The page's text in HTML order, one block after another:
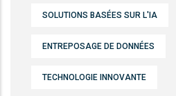
SOLUTIONS BASÉES SUR L'IA
ENTREPOSAGE DE DONNÉES
TECHNOLOGIE INNOVANTE